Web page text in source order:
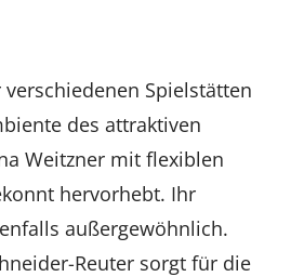
Spielstätten
des attraktiven
Weitzner mit flexiblen
hervorhebt. Ihr
außergewöhnlich.
Reuter sorgt für die